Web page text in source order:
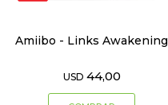
Amiibo - Links Awakening
USD 44,00